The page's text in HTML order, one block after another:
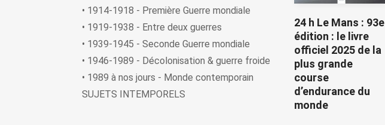
• 1914-1918 - Première Guerre mondiale
• 1919-1938 - Entre deux guerres
• 1939-1945 - Seconde Guerre mondiale
• 1946-1989 - Décolonisation & guerre froide
• 1989 à nos jours - Monde contemporain
SUJETS INTEMPORELS
24 h Le Mans : 93e
édition : le livre
officiel 2025 de la
plus grande
course
d’endurance du
monde